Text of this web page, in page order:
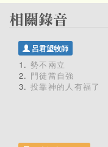
呂君望牧師
勢不兩立
門徒當自強
投靠神的人有福了